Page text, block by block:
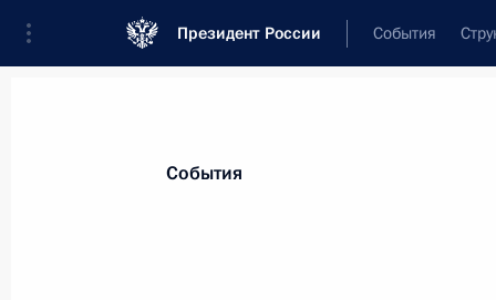
Президент России События
События